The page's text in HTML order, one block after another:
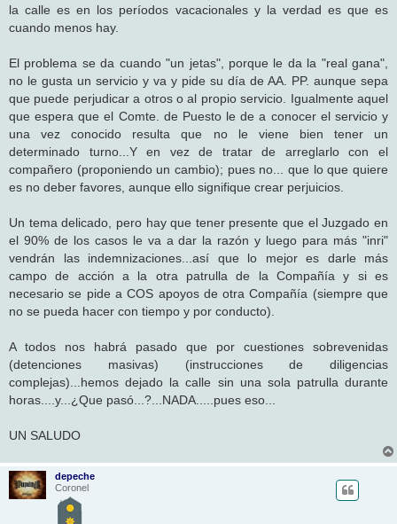
la calle es en los períodos vacacionales y la verdad es que es
cuando menos hay.
El problema se da cuando "un jetas", porque le da la "real gana",
no le gusta un servicio y va y pide su día de AA. PP. aunque sepa
que puede perjudicar a otros o al propio servicio. Igualmente aquel
que espera que el Comte. de Puesto le de a conocer el servicio y
una vez conocido resulta que no le viene bien tener un
determinado turno...Y en vez de tratar de arreglarlo con el
compañero (proponiendo un cambio); pues no... que lo que quiere
es no deber favores, aunque ello signifique crear perjuicios.
Un tema delicado, pero hay que tener presente que el Juzgado en
el 90% de los casos le va a dar la razón y luego para más "inri"
vendrán las indemnizaciones...así que lo mejor es darle más
campo de acción a la otra patrulla de la Compañía y si es
necesario se pide a COS apoyos de otra Compañía (siempre que
no se pueda hacer con tiempo y por conducto).
A todos nos habrá pasado que por cuestiones sobrevenidas
(detenciones masivas) (instrucciones de diligencias
complejas)...hemos dejado la calle sin una sola patrulla durante
horas....y...¿Que pasó...?...NADA.....pues eso...
UN SALUDO
depeche
Coronel